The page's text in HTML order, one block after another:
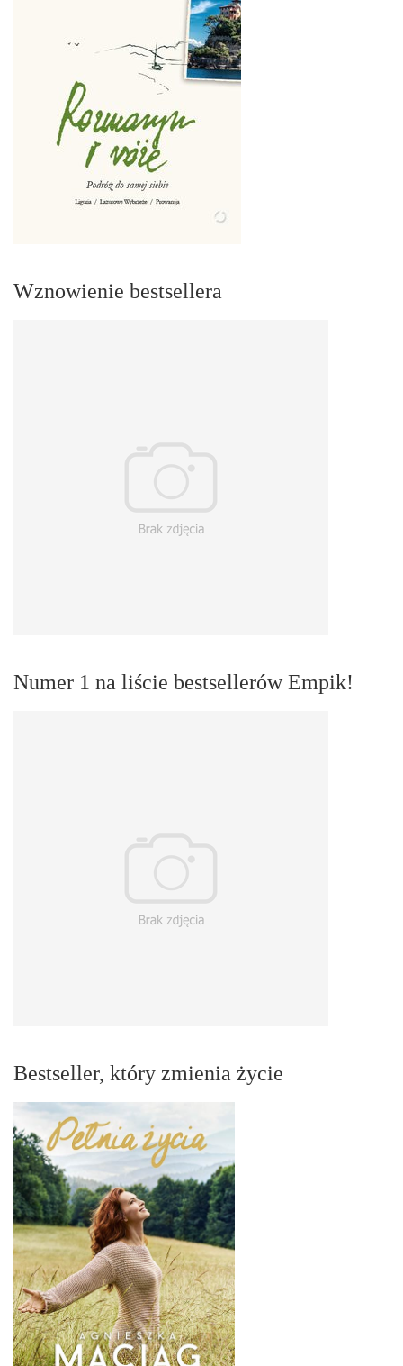
Wznowienie bestsellera
Numer 1 na liście bestsellerów Empik!
Bestseller, który zmienia życie